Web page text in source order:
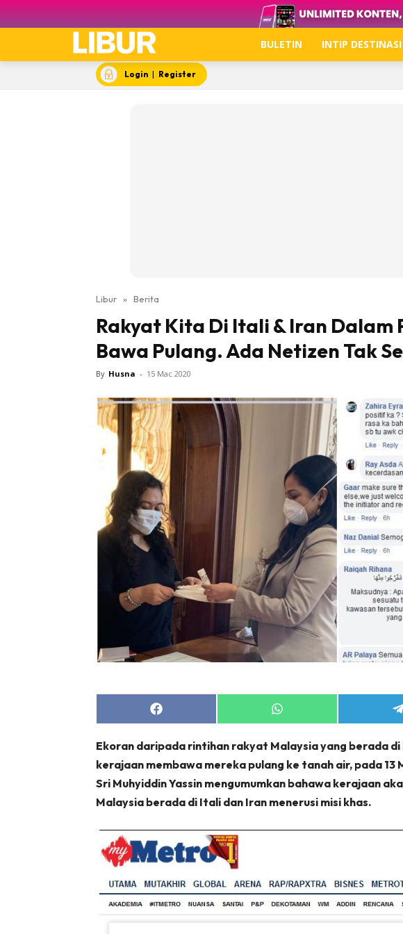
Video
Sentiasa up to date
BULETIN INTIP DESTINASI
Login | Register
Libur » Berita
Rakyat Kita Di Itali & Iran Dalam
Bawa Pulang. Ada Netizen Tak
By Husna - 15 Mac 2020
Share
on
Share
on
Ekoran daripada rintihan rakyat Malaysia yang berada
kerajaan membawa mereka pulang ke tanah air, pada 13
Sri Muhyiddin Yassin mengumumkan bahawa kerajaan
Malaysia berada di Itali dan Iran menerusi misi khas.